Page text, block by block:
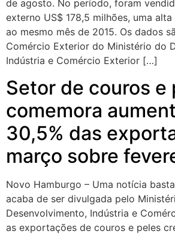
de agosto. No período, foram
externo US$ 178,5 milhões, uma alta
ao mesmo mês de 2015. Os dados
Comércio Exterior do Ministério do
Indústria e Comércio Exterior […]
Setor de couros e
comemora
30,5% das
março sobre
Novo Hamburgo – Uma notícia
acaba de ser divulgada pelo
Desenvolvimento, Indústria e
as exportações de couros e peles